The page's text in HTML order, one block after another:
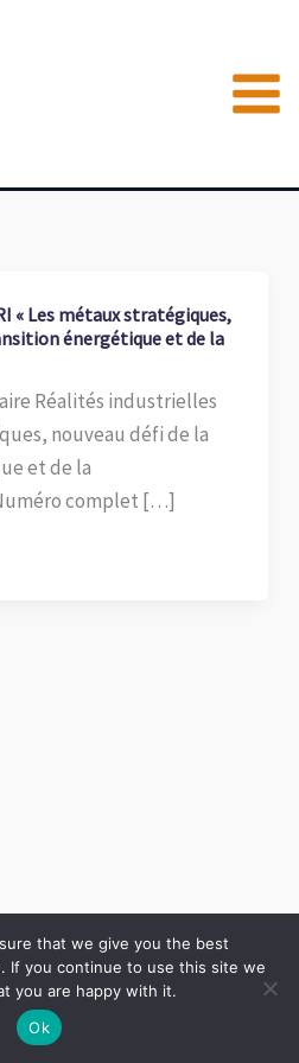
« Les métaux stratégiques,
énergétique et de la
Réalités industrielles
nouveau défi de la
et de la
complet […]
MINES | Powered by Thème WordPress Astra
that we give you the best
If you continue to use this site we
you are happy with it.
Ok